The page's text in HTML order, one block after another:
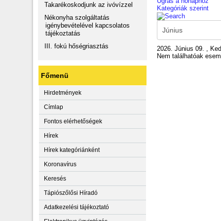
Takarékoskodjunk az ivóvízzel
Nékonyha szolgáltatás
igénybevételével kapcsolatos
tájékoztatás
III. fokú hőségriasztás
Főmenü
Hirdetmények
Címlap
Fontos elérhetőségek
Hírek
Hírek kategóriánként
Koronavírus
Keresés
Tápiószőlősi Híradó
Adatkezelési tájékoztató
Kategóriák szerint
2026. Június 09. ,
Nem találhatóak